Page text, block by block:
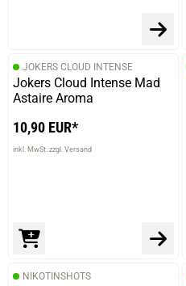
JOKERS CLOUD INTENSE
Jokers Cloud Intense Mad
Astaire Aroma
10,90 EUR*
inkl. MwSt. zzgl. Versand
NIKOTINSHOTS